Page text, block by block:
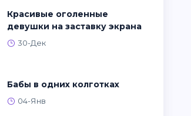
Красивые оголенные
девушки на заставку экрана
30-Дек
Бабы в одних колготках
04-Янв